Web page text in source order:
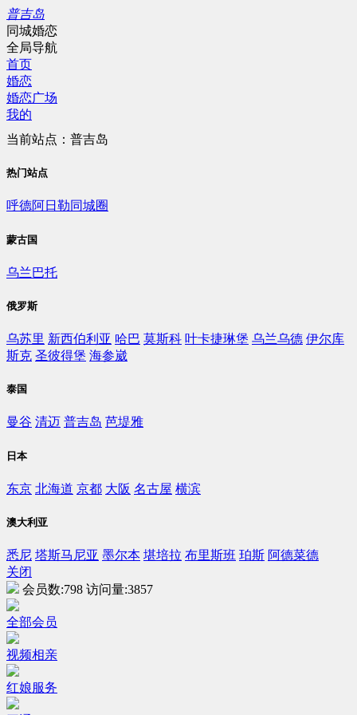
普吉岛
同城婚恋
全局导航
首页
婚恋
婚恋广场
我的
当前站点：普吉岛
热门站点
呼德阿日勒同城圈
蒙古国
乌兰巴托
俄罗斯
乌苏里 新西伯利亚 哈巴 莫斯科 叶卡捷琳堡 乌兰乌德 伊尔库
斯克 圣彼得堡 海参崴
泰国
曼谷 清迈 普吉岛 芭堤雅
日本
东京 北海道 京都 大阪 名古屋 横滨
澳大利亚
悉尼 塔斯马尼亚 墨尔本 堪培拉 布里斯班 珀斯 阿德菜德
关闭
会员数:798 访问量:3857
全部会员
视频相亲
红娘服务